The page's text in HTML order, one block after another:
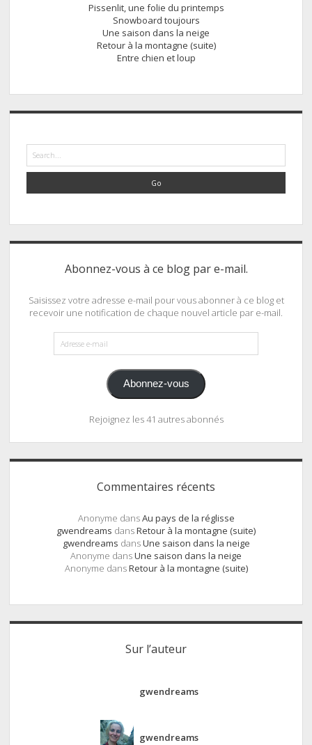
Pissenlit, une folie du printemps
Snowboard toujours
Une saison dans la neige
Retour à la montagne (suite)
Entre chien et loup
Abonnez-vous à ce blog par e-mail.
Saisissez votre adresse e-mail pour vous abonner à ce blog et
recevoir une notification de chaque nouvel article par e-mail.
e-
Abonnez-vous
Rejoignez les 41 autres abonnés
Commentaires récents
Anonyme dansAu pays de la réglisse
gwendreams dansRetour à la montagne (suite)
gwendreams dansUne saison dans la neige
Anonyme dansUne saison dans la neige
Anonyme dansRetour à la montagne (suite)
Sur l’auteur
gwendreams
gwendreams